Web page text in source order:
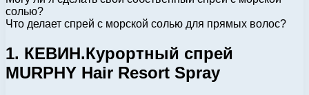
солью?
Что делает спрей с морской солью для прямых волос?
1. КЕВИН.Курортный спрей
MURPHY Hair Resort Spray